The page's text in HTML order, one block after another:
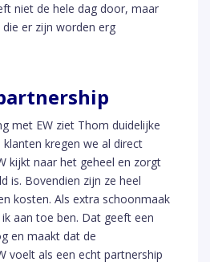
niet de hele dag door, maar
er zijn worden erg
met EW ziet Thom duidelijke
klanten kregen we al direct
kijkt naar het geheel en zorgt
is. Bovendien zijn ze heel
kosten. Als extra schoonmaak
aan toe ben. Dat geeft een
en maakt dat de
voelt als een echt partnership